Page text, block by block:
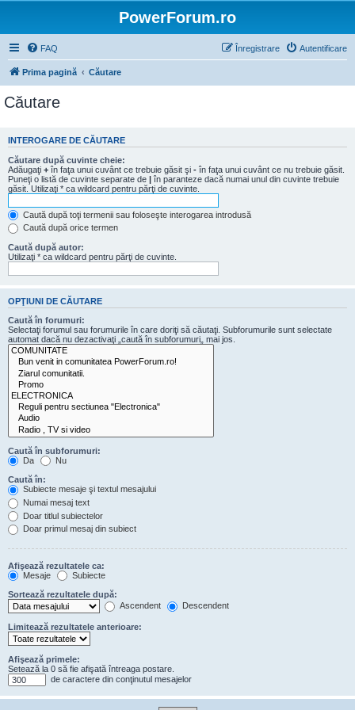
PowerForum.ro
FAQ Autentificare
Înregistrare
Prima pagină Căutare
Căutare
INTEROGARE DE CĂUTARE
Căutare după cuvinte cheie:
Adăugaţi + în faţa unui cuvânt ce trebuie găsit şi - în faţa unui cuvânt ce nu trebuie găsit.
Puneţi o listă de cuvinte separate de | în paranteze dacă numai unul din cuvinte trebuie
găsit. Utilizaţi * ca wildcard pentru părţi de cuvinte.
Caută după toţi termenii sau foloseşte interogarea introdusă
Caută după orice termen
Caută după autor:
Utilizaţi * ca wildcard pentru părţi de cuvinte.
OPŢIUNI DE CĂUTARE
Caută în forumuri:
Selectaţi forumul sau forumurile în care doriţi să căutaţi. Subforumurile sunt selectate
automat dacă nu dezactivaţi „caută în subforumuri„ mai jos.
Caută în subforumuri:
Da
Nu
Caută în:
Subiecte mesaje şi textul mesajului
Numai mesaj text
Doar titlul subiectelor
Doar primul mesaj din subiect
Afişează rezultatele ca:
Mesaje
Subiecte
Sortează rezultatele după:
Ascendent
Descendent
Limitează rezultatele anterioare:
Afişează primele:
Setează la 0 să fie afişată întreaga postare.
de caractere din conţinutul mesajelor